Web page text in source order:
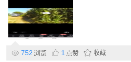
752 浏览 1 点赞 收藏